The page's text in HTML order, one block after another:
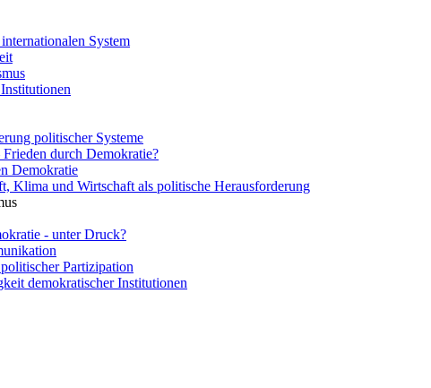
System
politischer Systeme
durch Demokratie?
Demokratie
Klima und Wirtschaft als politische Herausforderung
- unter Druck?
Partizipation
demokratischer Institutionen